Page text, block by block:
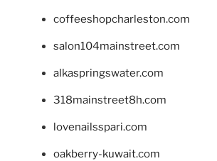
coffeeshopcharleston.com
salon104mainstreet.com
alkaspringswater.com
318mainstreet8h.com
lovenailsspari.com
oakberry-kuwait.com